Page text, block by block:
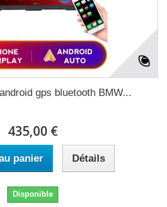
gps bluetooth BMW...
435,00 €
panier Détails
Disponible